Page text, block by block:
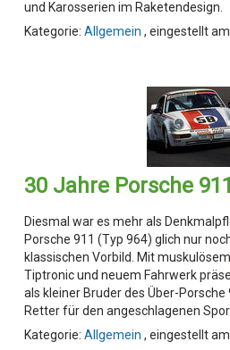
und Karosserien im Raketendesign.
Kategorie: Allgemein , eingestellt
30 Jahre Porsche
Diesmal war es mehr als
Porsche 911 (Typ 964) glich nur
klassischen Vorbild. Mit
Tiptronic und neuem Fahrwerk
als kleiner Bruder des Über-Porsche
Retter für den angeschlagenen
Kategorie: Allgemein , eingestellt